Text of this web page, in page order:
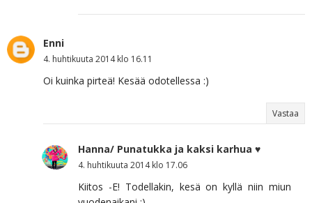
Enni
4. huhtikuuta 2014 klo 16.11
Oi kuinka pirteä! Kesää odotellessa :)
Vastaa
Hanna/ Punatukka ja kaksi karhua ♥
4. huhtikuuta 2014 klo 17.06
Kiitos -E! Todellakin, kesä on kyllä niin miun